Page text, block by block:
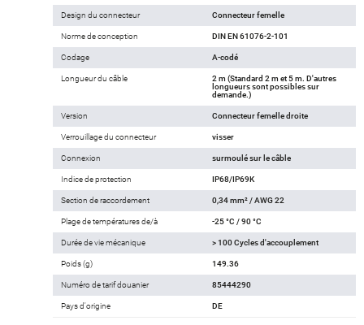
Design du connecteur Connecteur femelle
Norme de conception DIN EN 61076-2-101
Codage A-codé
Longueur du câble
2 m (Standard 2 m et 5 m. D'autres
longueurs sont possibles sur
demande.)
Version Connecteur femelle droite
Verrouillage du connecteur visser
Connexion surmoulé sur le câble
Indice de protection IP68/IP69K
Section de raccordement 0,34 mm² / AWG 22
Plage de températures de/à -25 °C / 90 °C
Durée de vie mécanique > 100 Cycles d'accouplement
Poids (g) 149.36
Numéro de tarif douanier 85444290
Pays d'origine DE